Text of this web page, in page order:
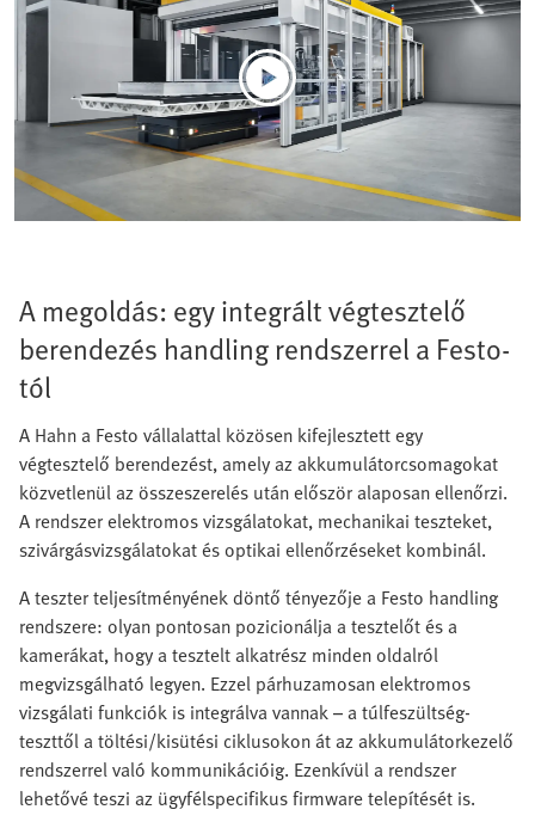
A megoldás: egy integrált végtesztelő
berendezés handling rendszerrel a Festo-
tól
A Hahn a Festo vállalattal közösen kifejlesztett egy
végtesztelő berendezést, amely az akkumulátorcsomagokat
közvetlenül az összeszerelés után először alaposan ellenőrzi.
A rendszer elektromos vizsgálatokat, mechanikai teszteket,
szivárgásvizsgálatokat és optikai ellenőrzéseket kombinál.
A teszter teljesítményének döntő tényezője a Festo handling
rendszere: olyan pontosan pozicionálja a tesztelőt és a
kamerákat, hogy a tesztelt alkatrész minden oldalról
megvizsgálható legyen. Ezzel párhuzamosan elektromos
vizsgálati funkciók is integrálva vannak – a túlfeszültség-
teszttől a töltési/kisütési ciklusokon át az akkumulátorkezelő
rendszerrel való kommunikációig. Ezenkívül a rendszer
lehetővé teszi az ügyfélspecifikus firmware telepítését is.